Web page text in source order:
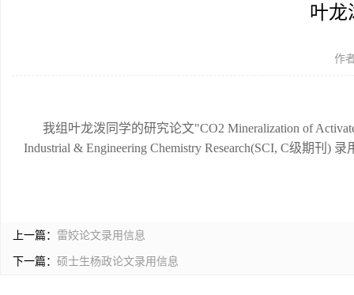
叶龙
作
我组叶龙泼同学的研究论文"CO2 Mineralization of
Industrial & Engineering Chemistry Research(SCI, C级期刊) 录
上一篇： 雷姣论文录用信息
下一篇： 硕士生杨政论文录用信息